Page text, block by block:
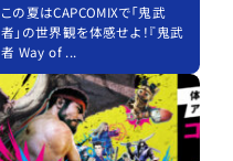
この夏はCAPCOMIXで「鬼武
者」の世界観を体感せよ！『鬼武
者 Way of ...